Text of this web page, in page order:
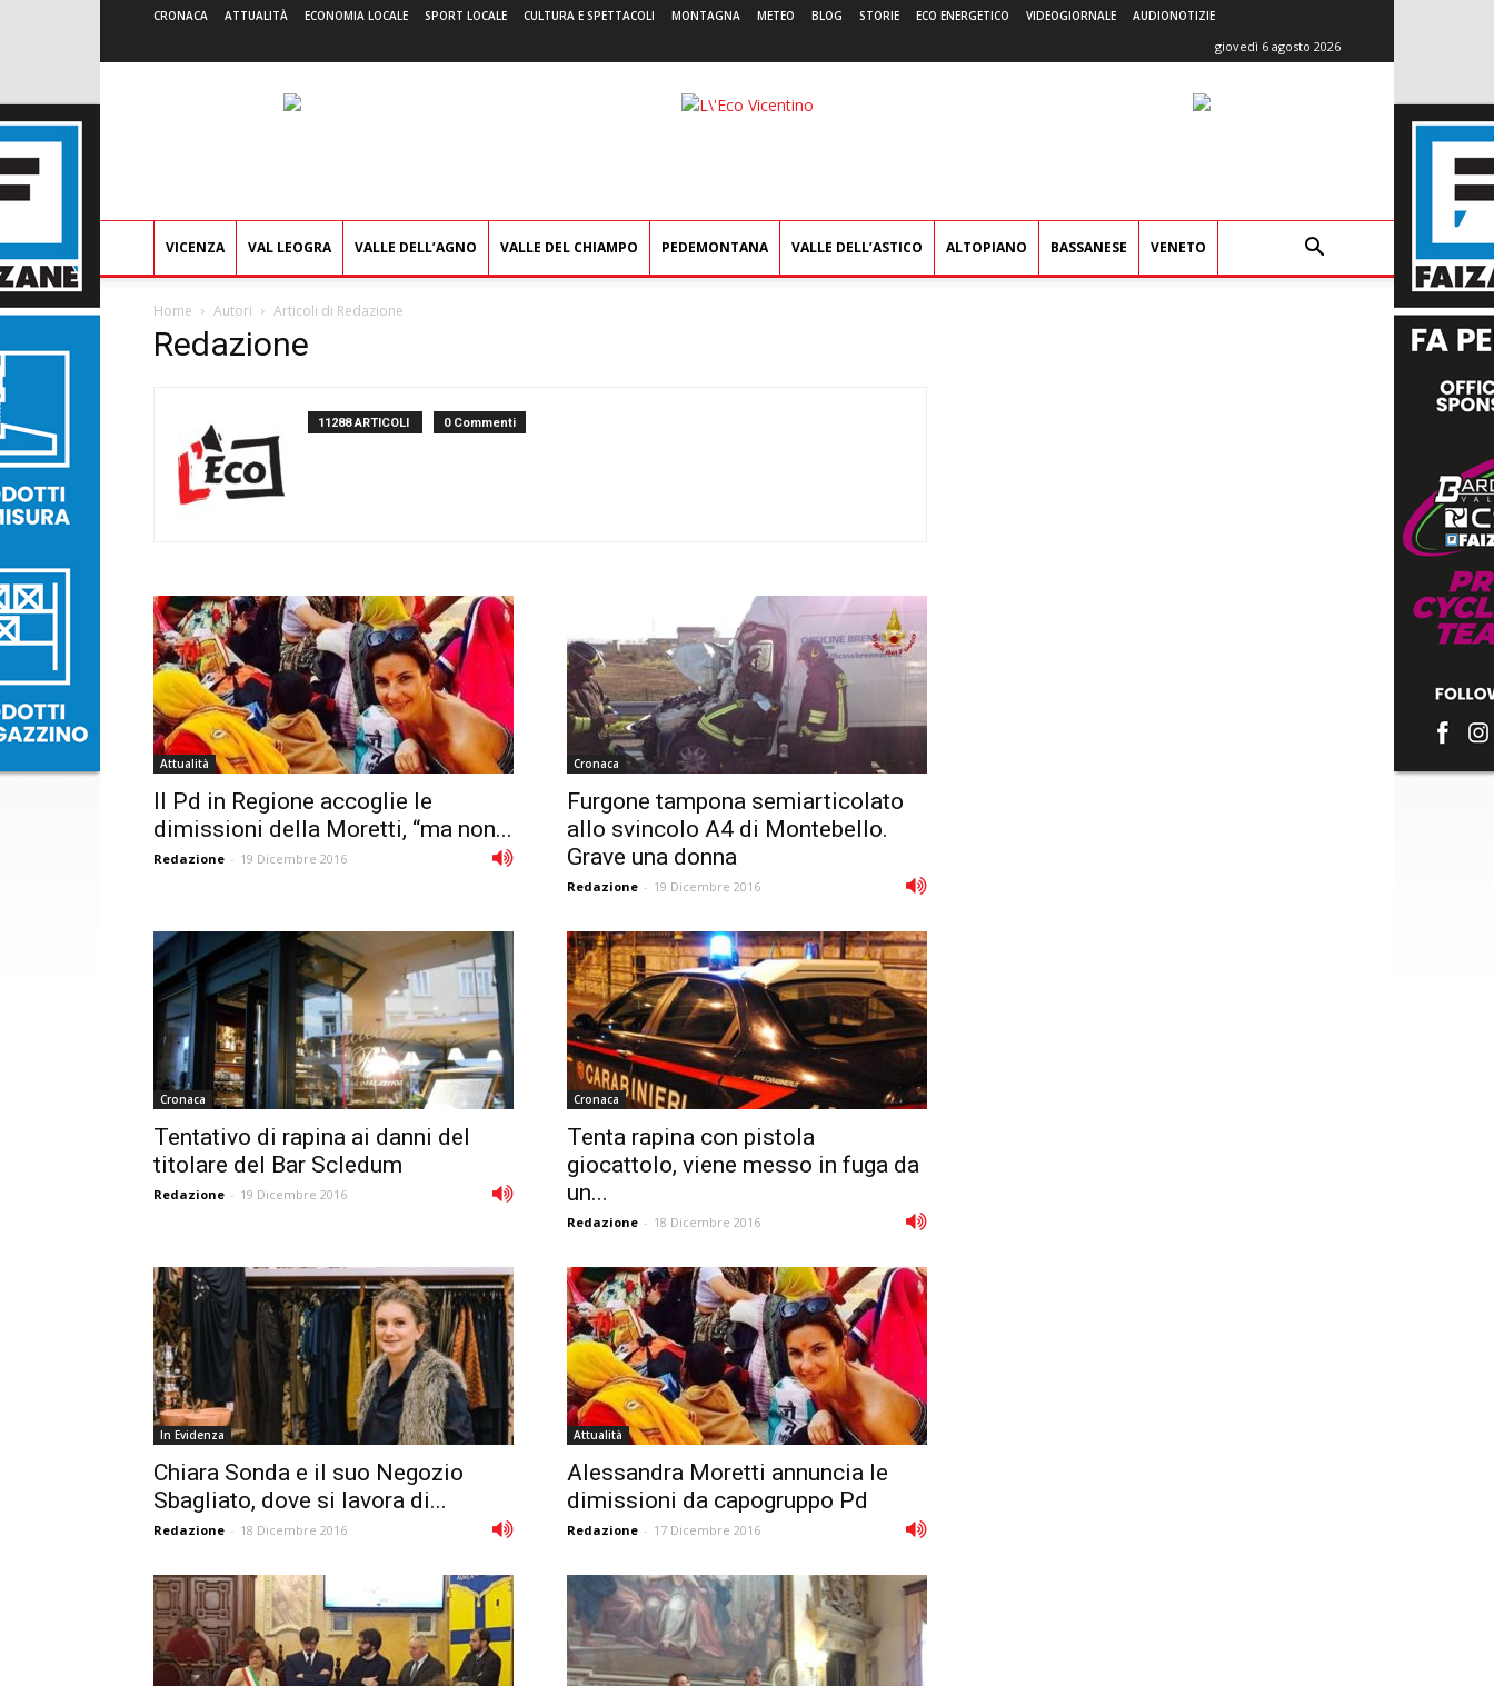
CRONACA ATTUALITÀ ECONOMIA LOCALE SPORT LOCALE CULTURA E SPETTACOLI MONTAGNA METEO BLOG STORIE ECO ENERGETICO VIDEOGIORNALE AUDIONOTIZIE
giovedì 6 agosto 2026
L'Eco
VICENZA VAL LEOGRA VALLE DELL’AGNO VALLE DEL CHIAMPO PEDEMONTANA VALLE DELL’ASTICO ALTOPIANO BASSANESE VENETO
Home Autori Articoli di Redazione
Redazione
11288 ARTICOLI 0 Commenti
Attualità
Il Pd in Regione accoglie le
dimissioni della Moretti, “ma non...
Redazione - 19 Dicembre 2016
Cronaca
Furgone tampona semiarticolato
allo svincolo A4 di Montebello.
Grave una donna
Redazione - 19 Dicembre 2016
Cronaca
Tentativo di rapina ai danni del
titolare del Bar Scledum
Redazione - 19 Dicembre 2016
Cronaca
Tenta rapina con pistola
giocattolo, viene messo in fuga da
un...
Redazione - 18 Dicembre 2016
In Evidenza
Chiara Sonda e il suo Negozio
Sbagliato, dove si lavora di...
Redazione - 18 Dicembre 2016
Attualità
Alessandra Moretti annuncia le
dimissioni da capogruppo Pd
Redazione - 17 Dicembre 2016